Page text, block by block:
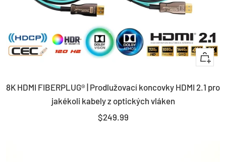
+
to
8K HDMI FIBERPLUG® | Prodlužovací koncovky HDMI 2.1 pro
jakékoli kabely z optických vláken
Sale
$249.99